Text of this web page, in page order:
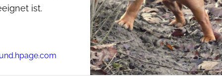
ist.